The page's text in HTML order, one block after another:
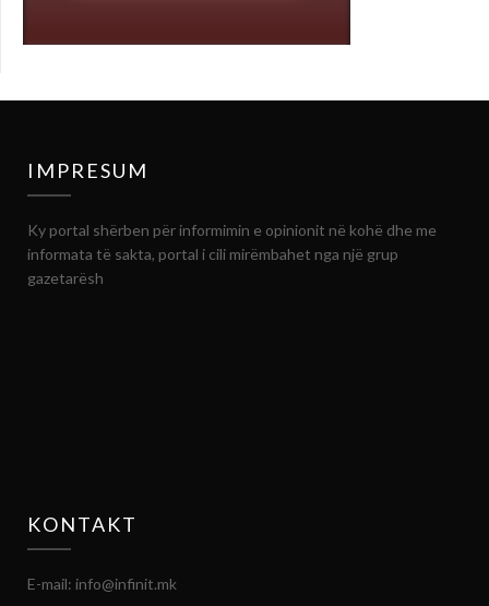
IMPRESUM
Ky portal shërben për informimin e opinionit në kohë dhe me
informata të sakta, portal i cili mirëmbahet nga një grup
gazetarësh
KONTAKT
E-mail: info@infinit.mk